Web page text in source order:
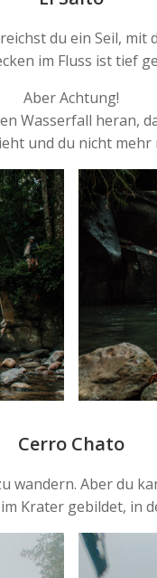
du ein Seil,
im Fluss ist tief
Aber Achtung!
Wasserfall heran,
und du nicht mehr
Cerro Chato
wandern. Aber du
Krater gebildet, in